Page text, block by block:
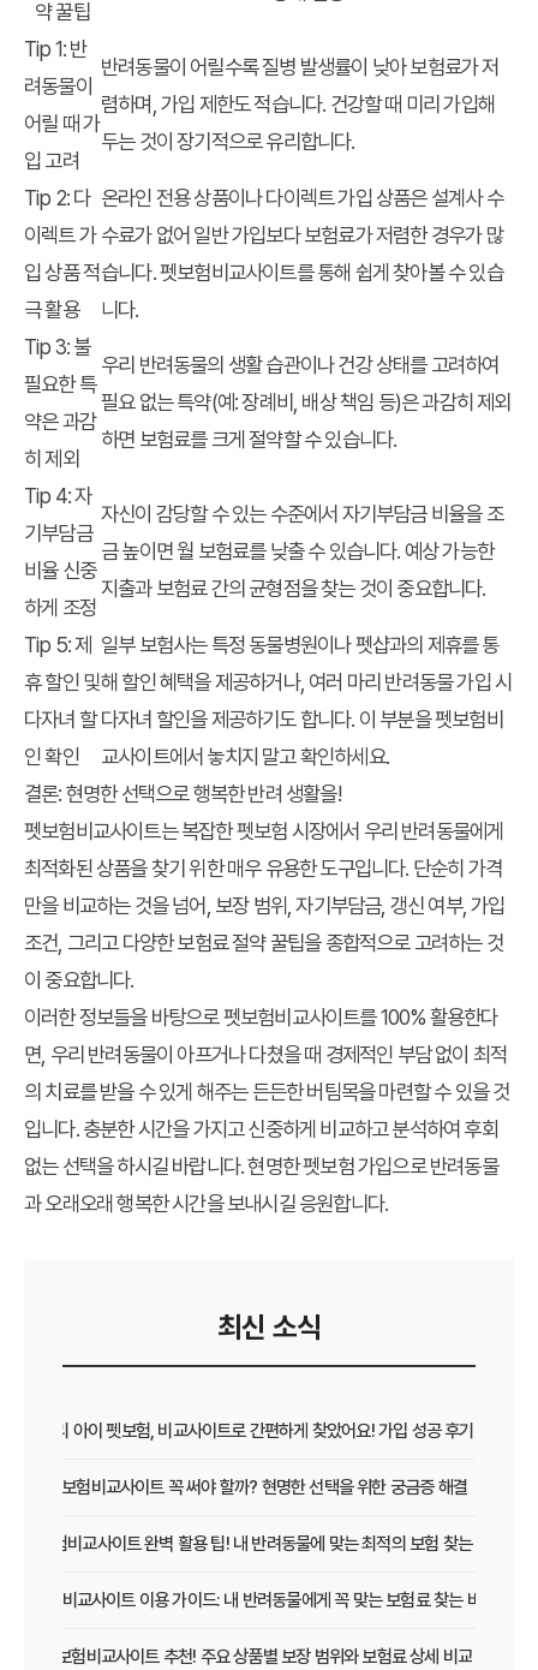
약 꿀팁
Tip 1: 반
려동물이
어릴 때 가
입 고려
반려동물이 어릴수록 질병 발생률이 낮아 보험료가 저
렴하며, 가입 제한도 적습니다. 건강할 때 미리 가입해
두는 것이 장기적으로 유리합니다.
Tip 2: 다
이렉트 가
입 상품 적
극 활용
온라인 전용 상품이나 다이렉트 가입 상품은 설계사 수
수료가 없어 일반 가입보다 보험료가 저렴한 경우가 많
습니다. 펫보험비교사이트를 통해 쉽게 찾아볼 수 있습
니다.
Tip 3: 불
필요한 특
약은 과감
히 제외
우리 반려동물의 생활 습관이나 건강 상태를 고려하여
필요 없는 특약(예: 장례비, 배상 책임 등)은 과감히 제외
하면 보험료를 크게 절약할 수 있습니다.
Tip 4: 자
기부담금
비율 신중
하게 조정
자신이 감당할 수 있는 수준에서 자기부담금 비율을 조
금 높이면 월 보험료를 낮출 수 있습니다. 예상 가능한
지출과 보험료 간의 균형점을 찾는 것이 중요합니다.
Tip 5: 제
휴 할인 및
다자녀 할
인 확인
일부 보험사는 특정 동물병원이나 펫샵과의 제휴를 통
해 할인 혜택을 제공하거나, 여러 마리 반려동물 가입 시
다자녀 할인을 제공하기도 합니다. 이 부분을 펫보험비
교사이트에서 놓치지 말고 확인하세요.
결론: 현명한 선택으로 행복한 반려 생활을!
펫보험비교사이트는 복잡한 펫보험 시장에서 우리 반려동물에게
최적화된 상품을 찾기 위한 매우 유용한 도구입니다. 단순히 가격
만을 비교하는 것을 넘어, 보장 범위, 자기부담금, 갱신 여부, 가입
조건, 그리고 다양한 보험료 절약 꿀팁을 종합적으로 고려하는 것
이 중요합니다.
이러한 정보들을 바탕으로 펫보험비교사이트를 100% 활용한다
면, 우리 반려동물이 아프거나 다쳤을 때 경제적인 부담 없이 최적
의 치료를 받을 수 있게 해주는 든든한 버팀목을 마련할 수 있을 것
입니다. 충분한 시간을 가지고 신중하게 비교하고 분석하여 후회
없는 선택을 하시길 바랍니다. 현명한 펫보험 가입으로 반려동물
과 오래오래 행복한 시간을 보내시길 응원합니다.
최신 소식
우리 아이 펫보험, 비교사이트로 간편하게 찾았어요! 가입 성공 후기
펫보험비교사이트 꼭 써야 할까? 현명한 선택을 위한 궁금증 해결
펫보험비교사이트 완벽 활용 팁! 내 반려동물에 맞는 최적의 보험 찾는 법
펫보험비교사이트 이용 가이드: 내 반려동물에게 꼭 맞는 보험료 찾는 비법
펫보험비교사이트 추천! 주요 상품별 보장 범위와 보험료 상세 비교